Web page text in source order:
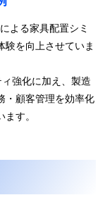
よる家具配置シミ
験を向上させていま
ィ強化に加え、製造
・顧客管理を効率化
す。